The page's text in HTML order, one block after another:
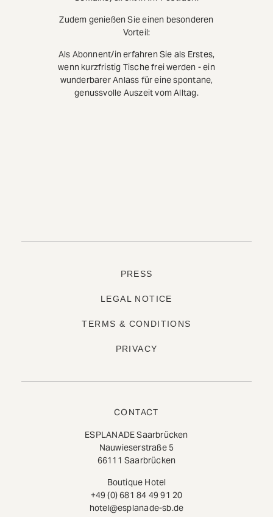
Zudem genießen Sie einen besonderen
Vorteil:
Als Abonnent/in erfahren Sie als Erstes,
wenn kurzfristig Tische frei werden - ein
wunderbarer Anlass für eine spontane,
genussvolle Auszeit vom Alltag.
PRESS
LEGAL NOTICE
TERMS & CONDITIONS
PRIVACY
CONTACT
ESPLANADE Saarbrücken
Nauwieserstraße 5
66111 Saarbrücken
Boutique Hotel
+49 (0) 681 84 49 91 20
hotel@esplanade-sb.de